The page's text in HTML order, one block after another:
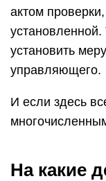
актом
установить
управляющего.
И если здесь
На какие